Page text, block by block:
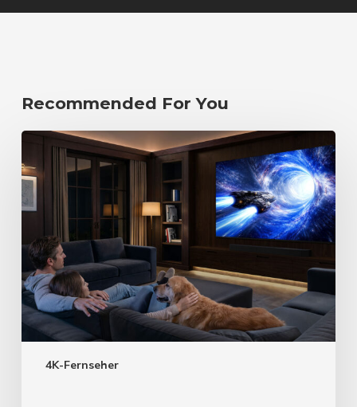
Recommended For You
4K-Fernseher